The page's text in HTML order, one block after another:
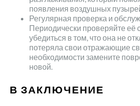
появления воздушных
Регулярная проверка и
Периодически проверяйте её
убедиться в том, что она не
потеряла свои отражающие
необходимости замените
новой.
В ЗАКЛЮЧЕНИЕ